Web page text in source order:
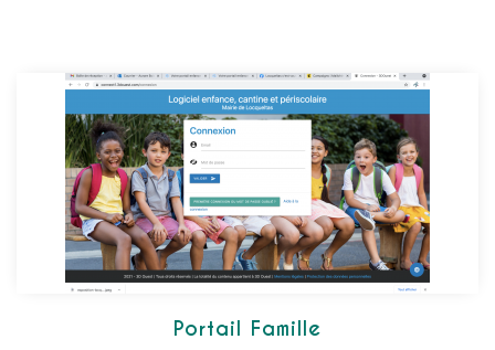
Portail Famille